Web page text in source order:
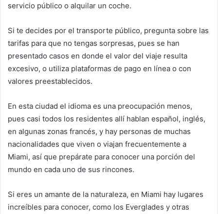
servicio público o alquilar un coche.
Si te decides por el transporte público, pregunta sobre las
tarifas para que no tengas sorpresas, pues se han
presentado casos en donde el valor del viaje resulta
excesivo, o utiliza plataformas de pago en línea o con
valores preestablecidos.
En esta ciudad el idioma es una preocupación menos,
pues casi todos los residentes allí hablan español, inglés,
en algunas zonas francés, y hay personas de muchas
nacionalidades que viven o viajan frecuentemente a
Miami, así que prepárate para conocer una porción del
mundo en cada uno de sus rincones.
Si eres un amante de la naturaleza, en Miami hay lugares
increíbles para conocer, como los Everglades y otras